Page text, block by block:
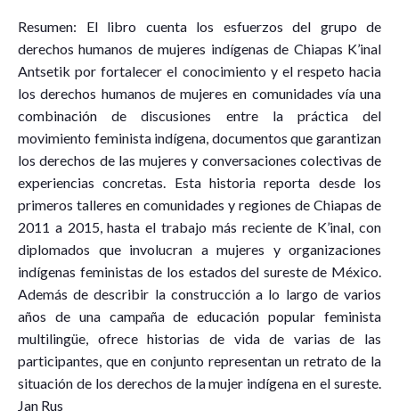
Resumen: El libro cuenta los esfuerzos del grupo de
derechos humanos de mujeres indígenas de Chiapas K’inal
Antsetik por fortalecer el conocimiento y el respeto hacia
los derechos humanos de mujeres en comunidades vía una
combinación de discusiones entre la práctica del
movimiento feminista indígena, documentos que garantizan
los derechos de las mujeres y conversaciones colectivas de
experiencias concretas. Esta historia reporta desde los
primeros talleres en comunidades y regiones de Chiapas de
2011 a 2015, hasta el trabajo más reciente de K’inal, con
diplomados que involucran a mujeres y organizaciones
indígenas feministas de los estados del sureste de México.
Además de describir la construcción a lo largo de varios
años de una campaña de educación popular feminista
multilingüe, ofrece historias de vida de varias de las
participantes, que en conjunto representan un retrato de la
situación de los derechos de la mujer indígena en el sureste.
Jan Rus